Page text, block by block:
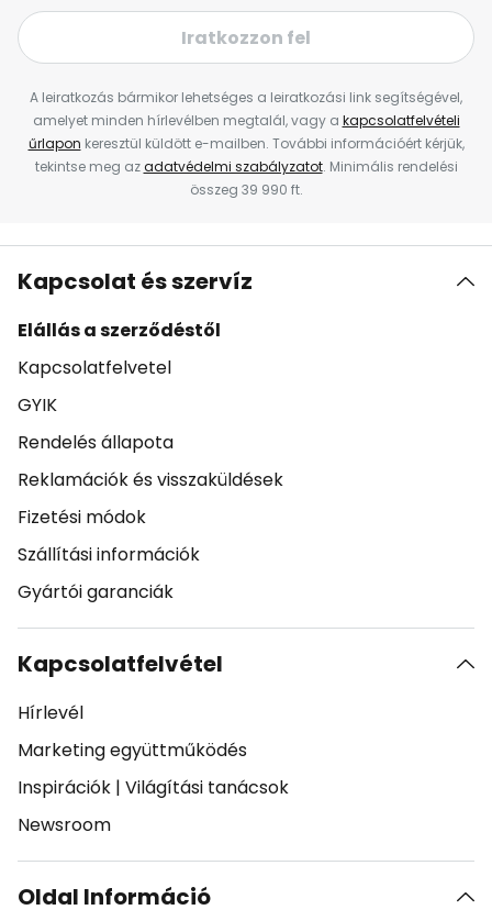
Iratkozzon fel
A leiratkozás bármikor lehetséges a leiratkozási link segítségével,
amelyet minden hírlevélben megtalál, vagy a kapcsolatfelvételi
űrlapon keresztül küldött e-mailben. További információért kérjük,
tekintse meg azadatvédelmi szabályzatot. Minimális rendelési
összeg 39 990 ft.
Kapcsolat és szervíz
Elállás a szerződéstől
Kapcsolatfelvetel
GYIK
Rendelés állapota
Reklamációk és visszaküldések
Fizetési módok
Szállítási információk
Gyártói garanciák
Kapcsolatfelvétel
Hírlevél
Marketing együttműködés
Inspirációk | Világítási tanácsok
Newsroom
Oldal Információ